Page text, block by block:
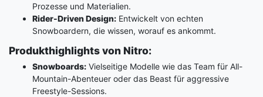
Prozesse und Materialien.
Rider-Driven Design: Entwickelt von echten
Snowboardern, die wissen, worauf es ankommt.
Produkthighlights von Nitro:
Snowboards: Vielseitige Modelle wie das Team für All-
Mountain-Abenteuer oder das Beast für aggressive
Freestyle-Sessions.